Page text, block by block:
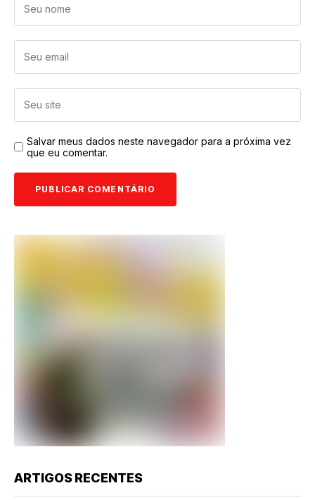
Salvar meus dados neste navegador para a próxima vez
que eu comentar.
ARTIGOS RECENTES